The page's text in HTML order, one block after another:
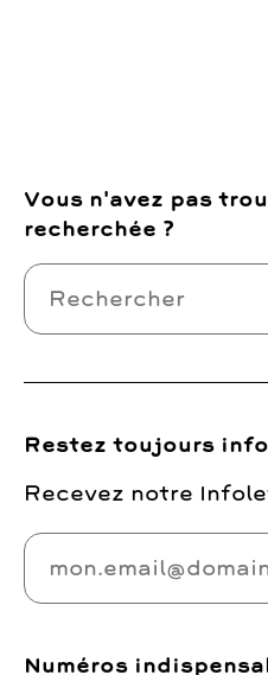
Vous n'avez pas
recherchée ?
Restez toujours
Recevez notre
Numéros